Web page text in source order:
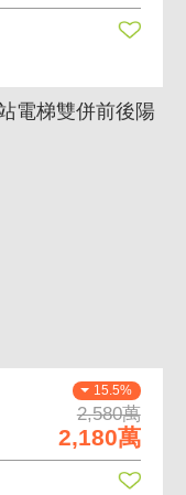
15.5%
2,580萬
2,180萬